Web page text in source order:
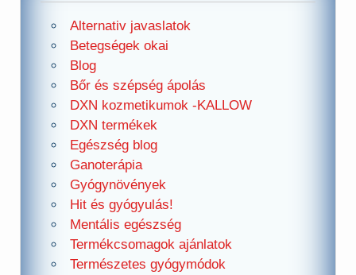
Alternativ javaslatok
Betegségek okai
Blog
Bőr és szépség ápolás
DXN kozmetikumok -KALLOW
DXN termékek
Egészség blog
Ganoterápia
Gyógynövények
Hit és gyógyulás!
Mentális egészség
Termékcsomagok ajánlatok
Természetes gyógymódok